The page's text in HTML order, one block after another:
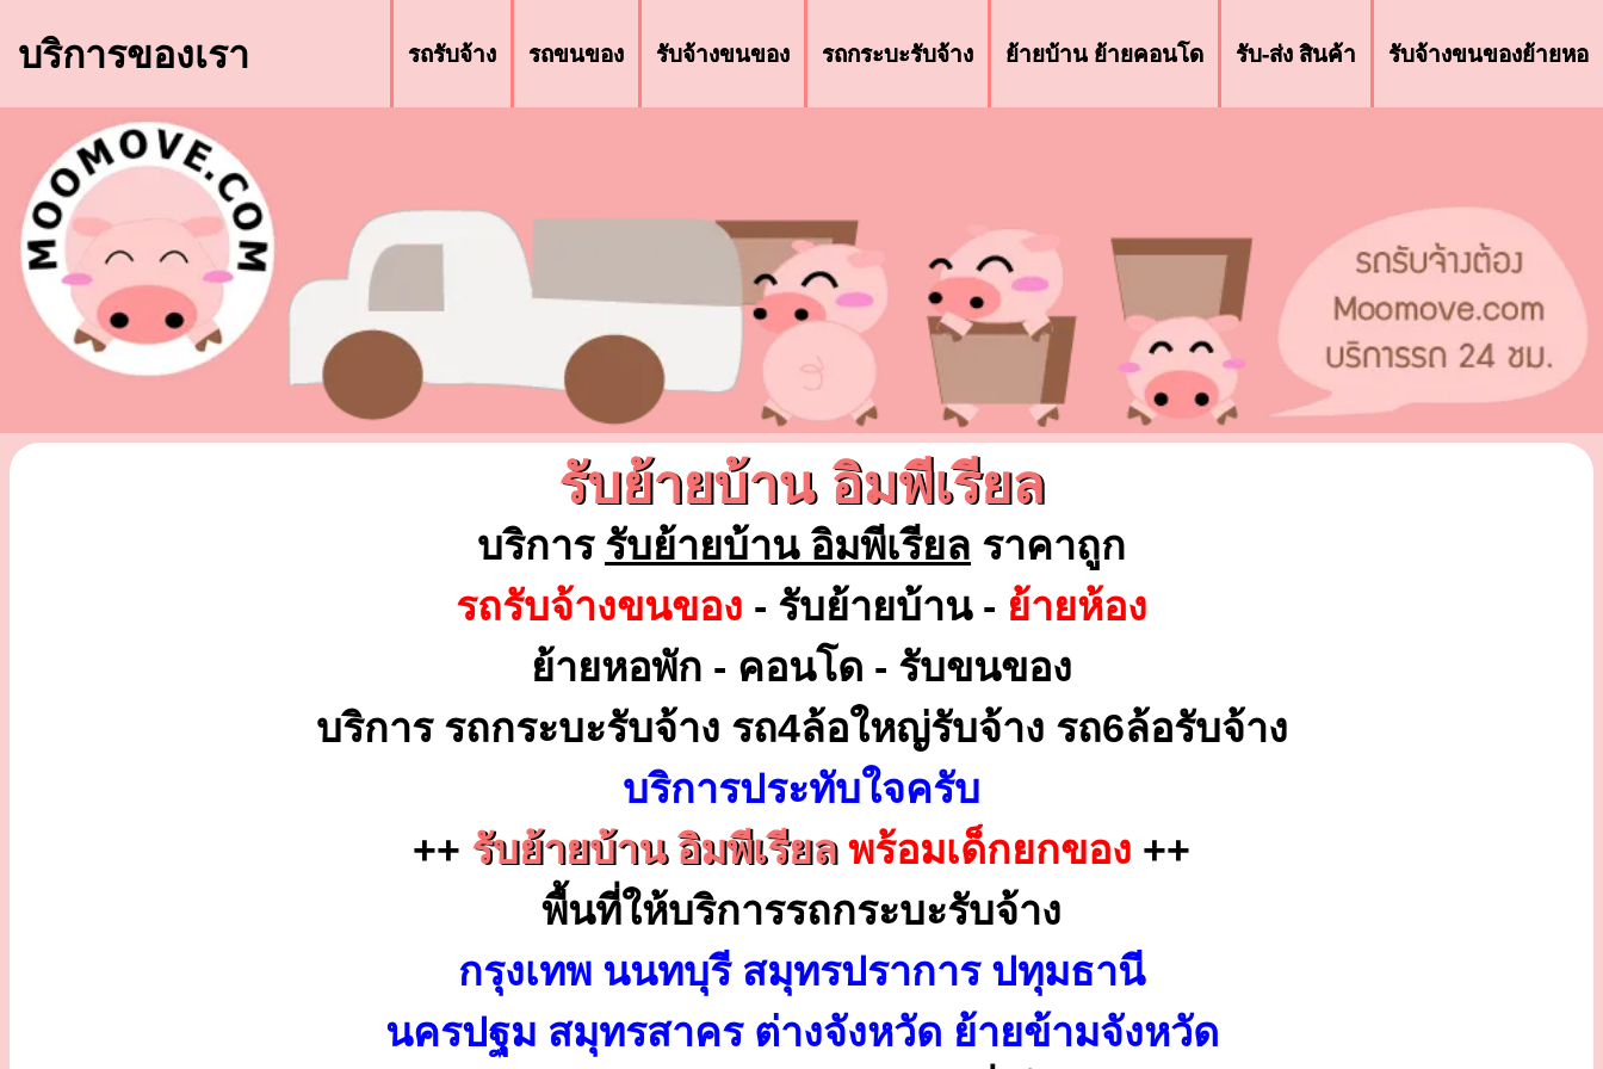
บริการของเรา รถรับจ้าง รถขนของ รับจ้างขนของ รถกระบะรับจ้าง ย้ายบ้าน ย้ายคอนโด รับ-ส่ง สินค้า รับจ้างขนของย้ายหอ
รับย้ายบ้าน อิมพีเรียล
บริการ รับย้ายบ้าน อิมพีเรียล ราคาถูก
รถรับจ้างขนของ - รับย้ายบ้าน - ย้ายห้อง
ย้ายหอพัก - คอนโด - รับขนของ
บริการ รถกระบะรับจ้าง รถ4ล้อใหญ่รับจ้าง รถ6ล้อรับจ้าง
บริการประทับใจครับ
++ รับย้ายบ้าน อิมพีเรียล พร้อมเด็กยกของ ++
พื้นที่ให้บริการรถกระบะรับจ้าง
กรุงเทพ นนทบุรี สมุทรปราการ ปทุมธานี
นครปฐม สมุทรสาคร ต่างจังหวัด ย้ายข้ามจังหวัด